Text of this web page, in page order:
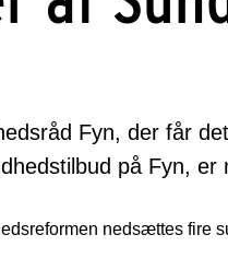
Fyn, der får
på Fyn, er
nedsættes fire